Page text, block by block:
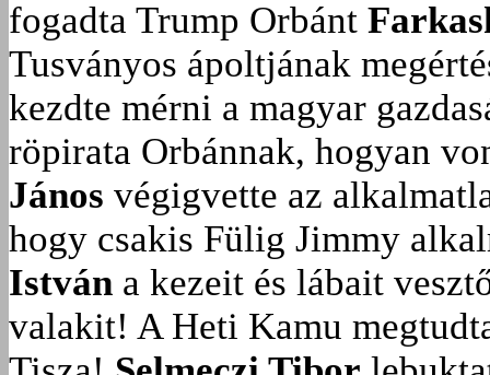
fogadta Trump Orbánt
Tusványos ápoltjának
kezdte mérni a magyar
röpirata Orbánnak, hogyan
János végigvette az
hogy csakis Fülig Jimmy
István a kezeit és lábait
valakit! A Heti Kamu